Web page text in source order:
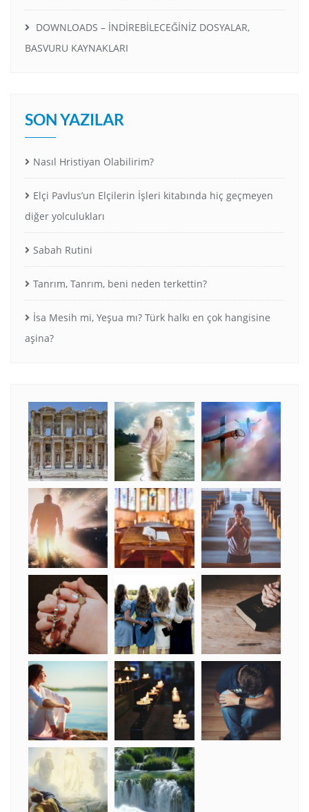
DOWNLOADS – İNDİREBİLECEĞİNİZ DOSYALAR,
BASVURU KAYNAKLARI
SON YAZILAR
Nasıl Hristiyan Olabilirim?
Elçi Pavlus’un Elçilerin İşleri kitabında hiç geçmeyen
diğer yolculukları
Sabah Rutini
Tanrım, Tanrım, beni neden terkettin?
İsa Mesih mi, Yeşua mı? Türk halkı en çok hangisine
aşina?